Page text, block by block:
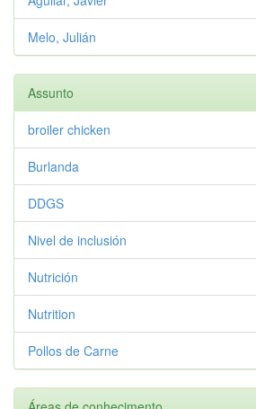
Melo, Julián
Assunto
broiler chicken
Burlanda
DDGS
Nivel de inclusión
Nutrición
Nutrition
Pollos de Carne